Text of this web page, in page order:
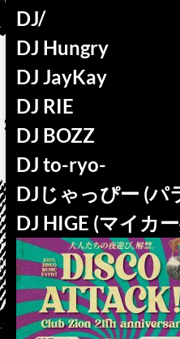
DJ/
DJ Hungry
DJ JayKay
DJ RIE
DJ BOZZ
DJ to-ryo-
DJじゃっぴー (パ
DJ HIGE (マイカ